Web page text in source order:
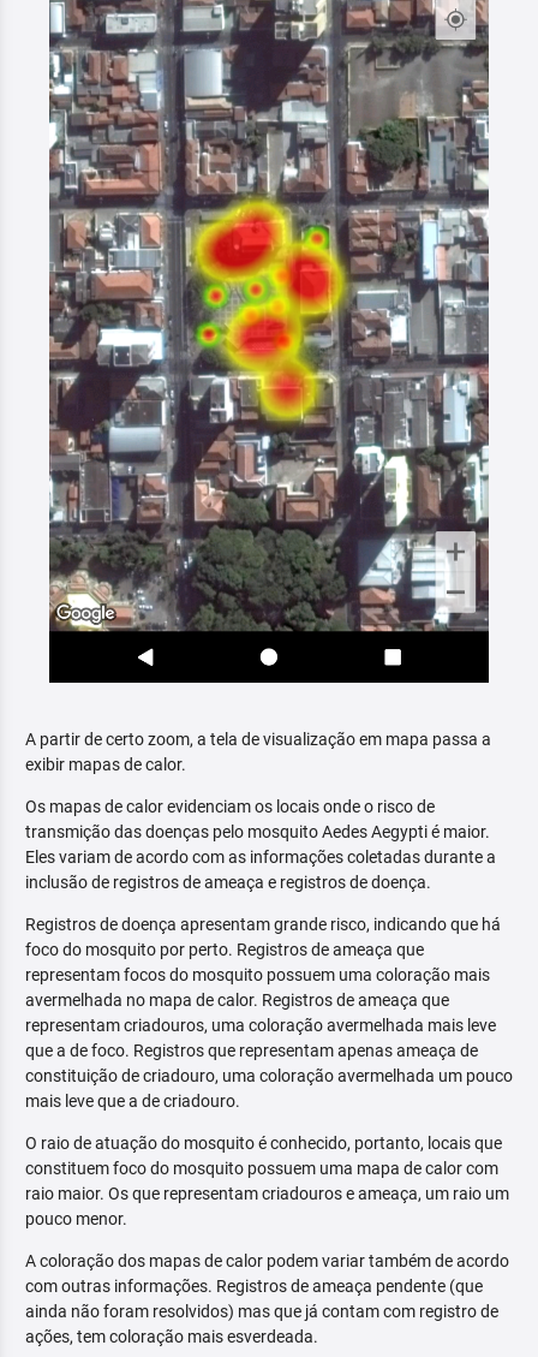
A partir de certo zoom, a tela de visualização em mapa passa a
exibir mapas de calor.
Os mapas de calor evidenciam os locais onde o risco de
transmição das doenças pelo mosquito Aedes Aegypti é maior.
Eles variam de acordo com as informações coletadas durante a
inclusão de registros de ameaça e registros de doença.
Registros de doença apresentam grande risco, indicando que há
foco do mosquito por perto. Registros de ameaça que
representam focos do mosquito possuem uma coloração mais
avermelhada no mapa de calor. Registros de ameaça que
representam criadouros, uma coloração avermelhada mais leve
que a de foco. Registros que representam apenas ameaça de
constituição de criadouro, uma coloração avermelhada um pouco
mais leve que a de criadouro.
O raio de atuação do mosquito é conhecido, portanto, locais que
constituem foco do mosquito possuem uma mapa de calor com
raio maior. Os que representam criadouros e ameaça, um raio um
pouco menor.
A coloração dos mapas de calor podem variar também de acordo
com outras informações. Registros de ameaça pendente (que
ainda não foram resolvidos) mas que já contam com registro de
ações, tem coloração mais esverdeada.